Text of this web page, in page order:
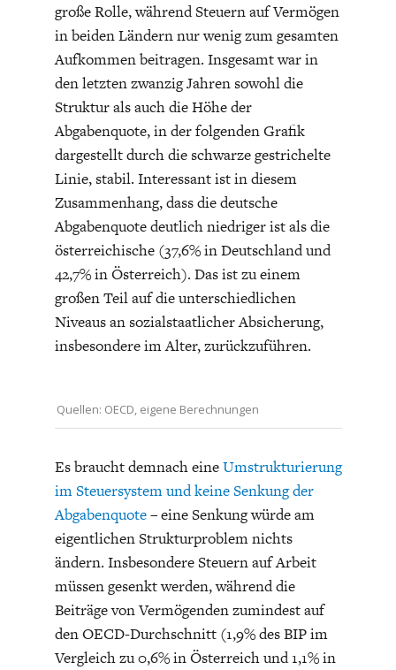
große Rolle, während Steuern auf Vermögen
in beiden Ländern nur wenig zum gesamten
Aufkommen beitragen. Insgesamt war in
den letzten zwanzig Jahren sowohl die
Struktur als auch die Höhe der
Abgabenquote, in der folgenden Grafik
dargestellt durch die schwarze gestrichelte
Linie, stabil. Interessant ist in diesem
Zusammenhang, dass die deutsche
Abgabenquote deutlich niedriger ist als die
österreichische (37,6% in Deutschland und
42,7% in Österreich). Das ist zu einem
großen Teil auf die unterschiedlichen
Niveaus an sozialstaatlicher Absicherung,
insbesondere im Alter, zurückzuführen.
Quellen: OECD, eigene Berechnungen
Es braucht demnach eineUmstrukturierung
im Steuersystem und keine Senkung der
Abgabenquote– eine Senkung würde am
eigentlichen Strukturproblem nichts
ändern. Insbesondere Steuern auf Arbeit
müssen gesenkt werden, während die
Beiträge von Vermögenden zumindest auf
den OECD-Durchschnitt (1,9% des BIP im
Vergleich zu 0,6% in Österreich und 1,1% in